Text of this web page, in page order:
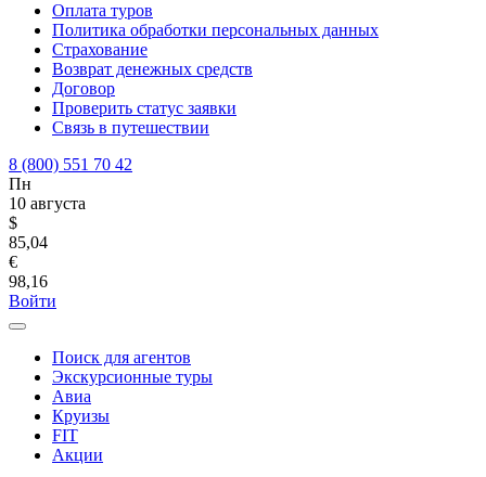
Оплата туров
Политика обработки персональных данных
Страхование
Возврат денежных средств
Договор
Проверить статус заявки
Связь в путешествии
8 (800) 551 70 42
Пн
10 августа
$
85,04
€
98,16
Войти
Поиск для агентов
Экскурсионные туры
Авиа
Круизы
FIT
Акции